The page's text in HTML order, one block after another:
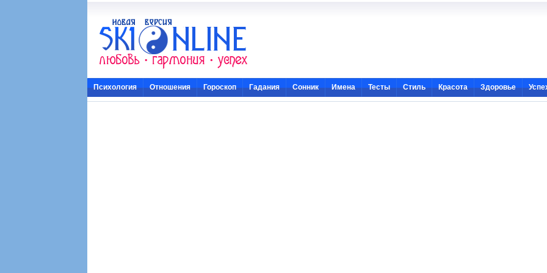
Психология Отношения Гороскоп Гадания Сонник Имена Тесты Стиль Красота Здоровье